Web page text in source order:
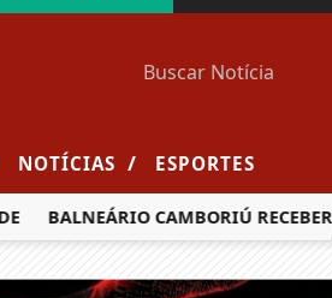
NOTÍCIAS / ESPORTES
BALNEÁRIO CAMBORIÚ RECEBERÁ